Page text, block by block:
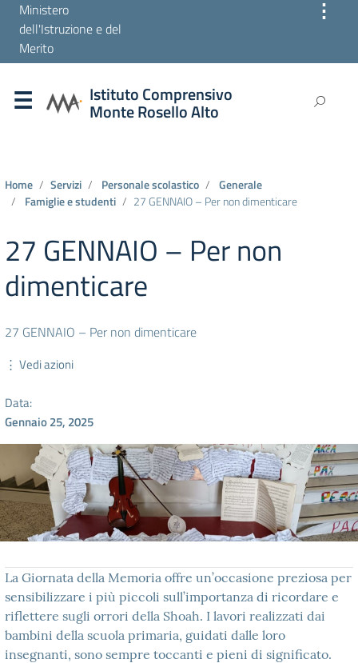
Ministero
dell'Istruzione e del
Merito
⋮
Istituto Comprensivo
Monte Rosello Alto
Home Servizi Personale scolastico
Generale
Famiglie e studenti
27 GENNAIO – Per non dimenticare
27 GENNAIO – Per non
dimenticare
27 GENNAIO – Per non dimenticare
⋮ Vedi azioni
Data:
Gennaio 25, 2025
La Giornata della Memoria offre un’occasione preziosa per
sensibilizzare i più piccoli sull’importanza di ricordare e
riflettere sugli orrori della Shoah. I lavori realizzati dai
bambini della scuola primaria, guidati dalle loro
insegnanti, sono sempre toccanti e pieni di significato.